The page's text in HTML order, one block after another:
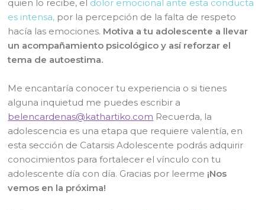
quien lo recibe, el dolor emocional ante esta conducta
es intensa, por la percepción de la falta de respeto
hacía las emociones. Motiva a tu adolescente a llevar
un acompañamiento psicológico y así reforzar el
tema de autoestima.
Me encantaría conocer tu experiencia o si tienes
alguna inquietud me puedes escribir a
belencardenas@kathartiko.com Recuerda, la
adolescencia es una etapa que requiere valentía, en
esta sección de Catarsis Adolescente podrás adquirir
conocimientos para fortalecer el vínculo con tu
adolescente día con día. Gracias por leerme ¡Nos
vemos en la próxima!